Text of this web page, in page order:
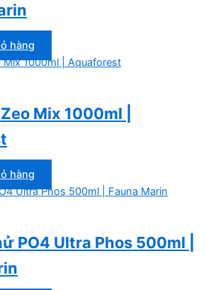
hàng
Mix 1000ml |
hàng
PO4 Ultra Phos 500ml |